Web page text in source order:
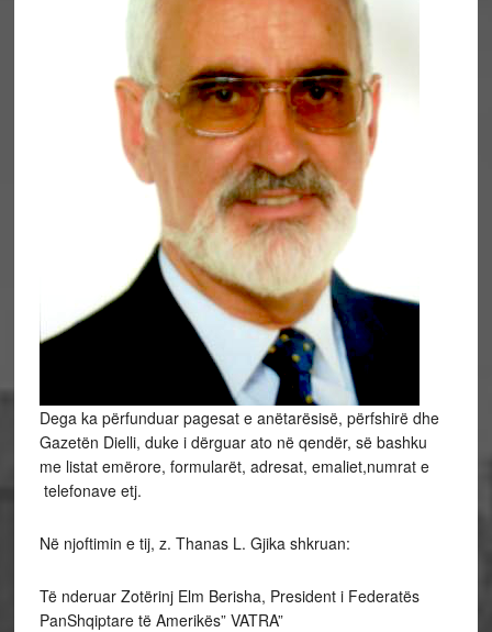
Dega ka përfunduar pagesat e anëtarësisë, përfshirë dhe
Gazetën Dielli, duke i dërguar ato në qendër, së bashku
me listat emërore, formularët, adresat, emaliet,numrat e
telefonave etj.
Në njoftimin e tij, z. Thanas L. Gjika shkruan:
Të nderuar Zotërinj Elm Berisha, President i Federatës
PanShqiptare të Amerikës” VATRA”